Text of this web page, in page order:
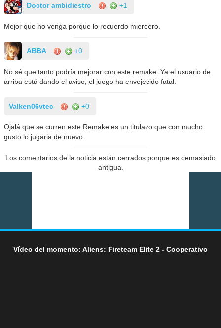
Doctor ambidiestro +1
Mejor que no venga porque lo recuerdo mierdero.
ABBA +0
No sé que tanto podría mejorar con este remake. Ya el usuario de
arriba está dando el aviso, el juego ha envejecido fatal.
Valken06vtec +0
Ojalá que se curren este Remake es un titulazo que con mucho
gusto lo jugaria de nuevo.
Los comentarios de la noticia están cerrados porque es demasiado
antigua.
Vídeo del momento: Aliens: Fireteam Elite 2 - Cooperativo